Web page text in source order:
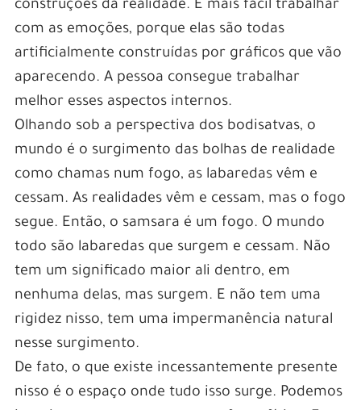
construções da realidade. É mais fácil trabalhar
com as emoções, porque elas são todas
artificialmente construídas por gráficos que vão
aparecendo. A pessoa consegue trabalhar
melhor esses aspectos internos.
Olhando sob a perspectiva dos bodisatvas, o
mundo é o surgimento das bolhas de realidade
como chamas num fogo, as labaredas vêm e
cessam. As realidades vêm e cessam, mas o fogo
segue. Então, o samsara é um fogo. O mundo
todo são labaredas que surgem e cessam. Não
tem um significado maior ali dentro, em
nenhuma delas, mas surgem. E não tem uma
rigidez nisso, tem uma impermanência natural
nesse surgimento.
De fato, o que existe incessantemente presente
nisso é o espaço onde tudo isso surge. Podemos